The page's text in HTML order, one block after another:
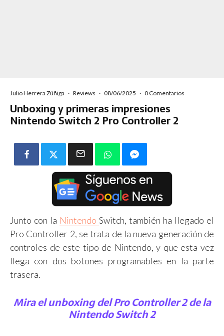
Julio Herrera Zúñiga · Reviews · 08/06/2025 · 0 Comentarios
Unboxing y primeras impresiones
Nintendo Switch 2 Pro Controller 2
Junto con la Nintendo Switch, también ha llegado el
Pro Controller 2, se trata de la nueva generación de
controles de este tipo de Nintendo, y que esta vez
llega con dos botones programables en la parte
trasera.
Mira el unboxing del Pro Controller 2 de la
Nintendo Switch 2